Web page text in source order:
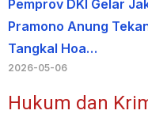
Pemprov DKI Gelar
Pramono Anung
Tangkal Hoa…
2026-05-06
Hukum dan